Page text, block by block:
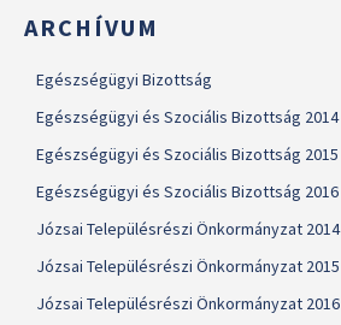
ARCHÍVUM
Egészségügyi Bizottság
Egészségügyi és Szociális Bizottság 2014
Egészségügyi és Szociális Bizottság 2015
Egészségügyi és Szociális Bizottság 2016
Józsai Településrészi Önkormányzat 2014
Józsai Településrészi Önkormányzat 2015
Józsai Településrészi Önkormányzat 2016